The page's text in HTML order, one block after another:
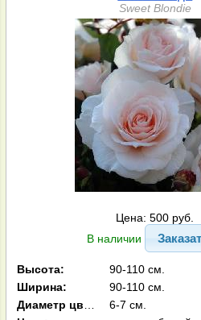
Sweet Blondie
Цена: 500 руб.
В наличии
Высота:
90-110 см.
Ширина:
90-110 см.
Диаметр цв-ка:
6-7 см.